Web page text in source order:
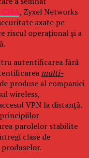
, Zyxel Networks
axate pe
riscul operațional și a
autentificarea fără
multi-
produse al companiei
wireless,
VPN la distanță.
principiilor
parolelor stabilite
clase de